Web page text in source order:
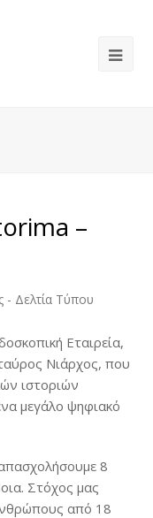
–
- Δελτία Τύπου
Εταιρεία,
Νιάρχος, που
ιστοριών
μεγάλο ψηφιακό
8
Στόχος μας
από 18